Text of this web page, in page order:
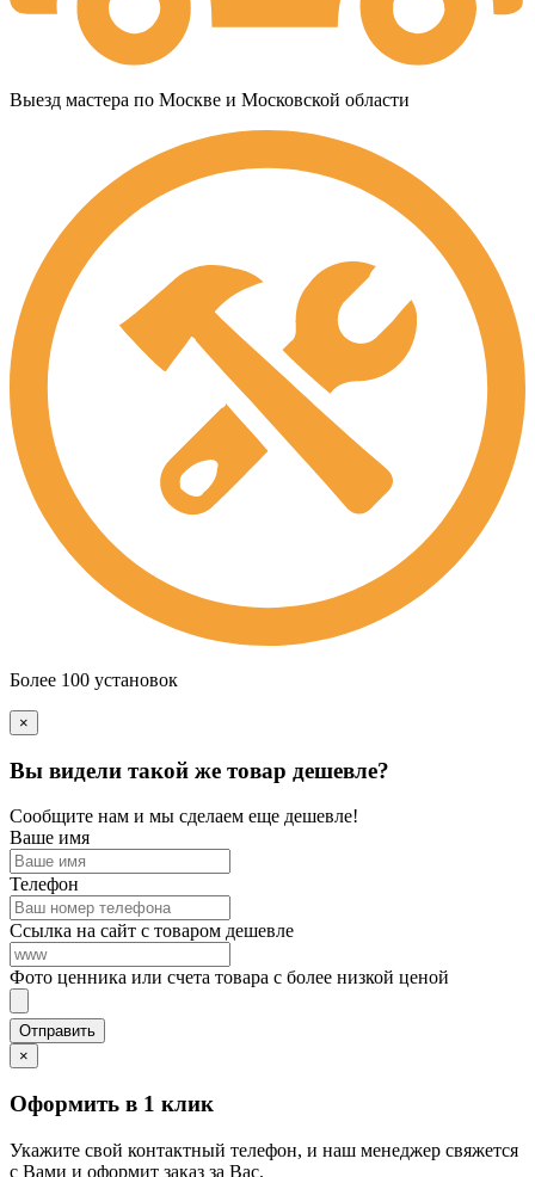
Выезд мастера по Москве и Московской области
Более 100 установок
×
Вы видели такой же товар дешевле?
Сообщите нам и мы сделаем еще дешевле!
Ваше имя
Телефон
Ссылка на сайт с товаром дешевле
Фото ценника или счета товара с более низкой ценой
×
Оформить в 1 клик
Укажите свой контактный телефон, и наш менеджер свяжется
с Вами и оформит заказ за Вас.